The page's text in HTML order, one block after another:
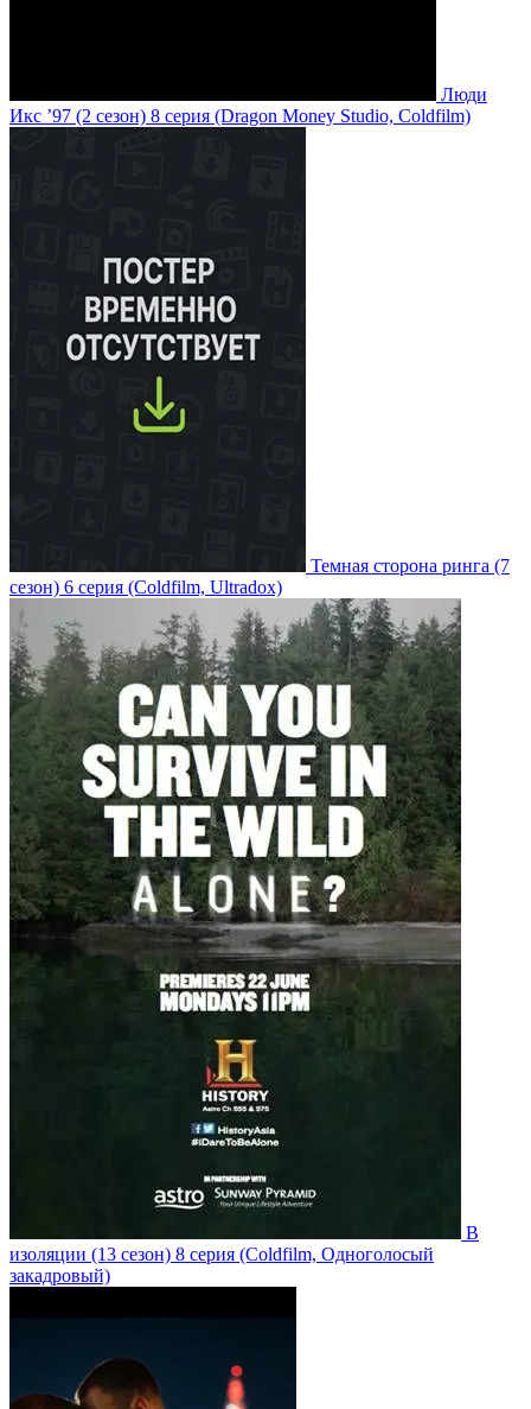
Люди
Икс ’97 (2 сезон) 8 серия (Dragon Money Studio, Coldfilm)
Темная сторона ринга (7
сезон) 6 серия (Coldfilm, Ultradox)
В
изоляции (13 сезон) 8 серия (Coldfilm, Одноголосый
закадровый)